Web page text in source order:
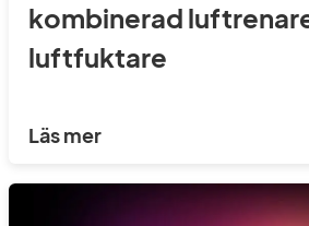
kombinerad
luftfuktare
Läs mer